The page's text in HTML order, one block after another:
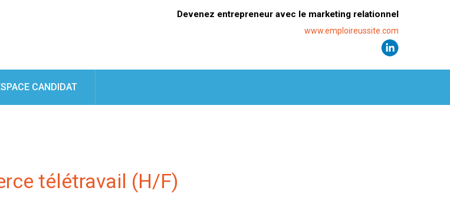
Devenez entrepreneur avec le marketing relationnel
www.emploireussite.com
CANDIDAT
télétravail (H/F)